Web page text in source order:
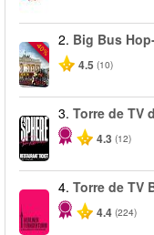
-40%
2. Big Bus
4.5 (10)
3. Torre de TV
4.3 (12)
4. Torre de TV
4.4 (224)